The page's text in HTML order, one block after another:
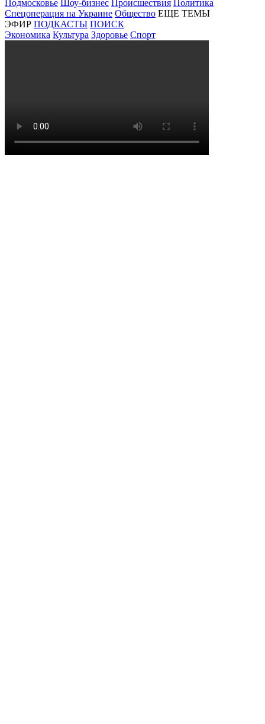
Подмосковье Шоу-бизнес Происшествия
Политика
Спецоперация на Украине Общество ЕЩЕ ТЕМЫ
ЭФИР ПОДКАСТЫ ПОИСК
Экономика Культура Здоровье Спорт